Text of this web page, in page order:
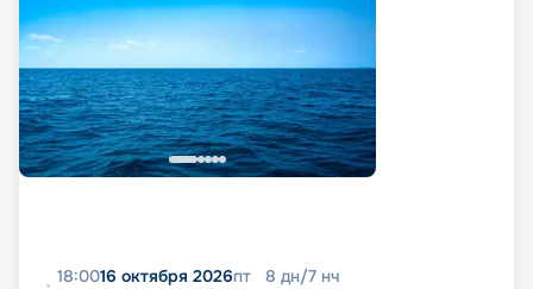
18:0016 октября 2026пт 8 дн/7 нч